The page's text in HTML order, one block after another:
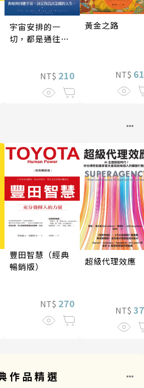
宇宙安排的一
切，都是通往豐
NT$ 210
黃金之路
NT$
豐田智慧（經典
暢銷版）
NT$ 270
超級代理效應
NT$
作品精選